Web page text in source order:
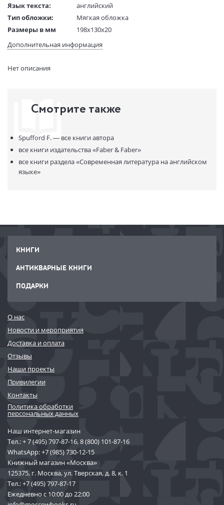
Язык текста:
английский
Тип обложки:
Мягкая обложка
Размеры в мм
198x130x20
Вес:
280 гр.
Код товара:
В продаже с:
11.04.2023
Дополнительная информация
Нет описания
Смотрите также
Spufford F. — все книги автора
все книги издательства«Faber & Faber»
все книги раздела«Современная литература на английском
языке»
КНИГИ
АНТИКВАРНЫЕ КНИГИ
ПОДАРКИ
О нас
Новости и мероприятия
Доставка и оплата
Отзывы
Наши проекты
Привилегии
Контакты
Политика обработки
персональных данных
Наш интернет-магазин
Тел.:+ 7 (495) 797-87-16,8 (800) 101-87-16
WhatsApp:+7 (985) 730-12-15
Книжный магазин «Москва»
125375, г. Москва, ул. Тверская, д. 8, к. 1
Тел.:+7 (495) 797-87-17
Ежедневно с 10:00 до 22:00